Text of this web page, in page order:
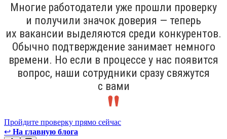
Многие работодатели уже прошли проверку
и получили значок доверия — теперь
их вакансии выделяются среди конкурентов.
Обычно подтверждение занимает немного
времени. Но если в процессе у нас появится
вопрос, наши сотрудники сразу свяжутся
с вами
Пройдите проверку прямо сейчас
↩ На главную блога